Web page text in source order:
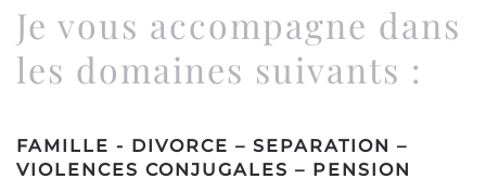
Je vous accompagne dans
les domaines suivants :
FAMILLE - DIVORCE – SEPARATION –
VIOLENCES CONJUGALES – PENSION